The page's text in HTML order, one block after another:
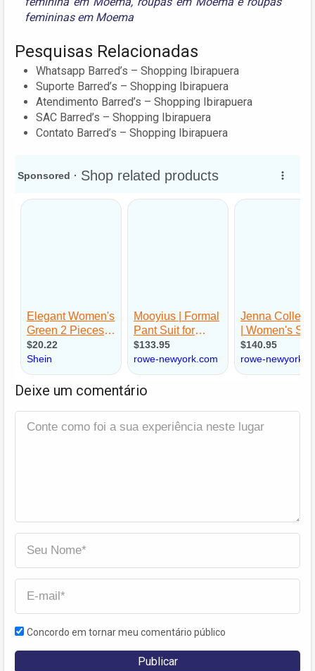
femininas em Moema
Pesquisas Relacionadas
Whatsapp Barred’s – Shopping Ibirapuera
Suporte Barred’s – Shopping Ibirapuera
Atendimento Barred’s – Shopping Ibirapuera
SAC Barred’s – Shopping Ibirapuera
Contato Barred’s – Shopping Ibirapuera
Deixe um comentário
Concordo em tornar meu comentário público